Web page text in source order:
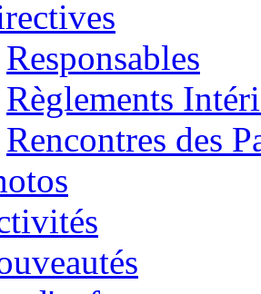
Responsables
Règlements
Rencontres des